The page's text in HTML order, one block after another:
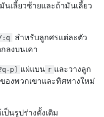
เลี้ยวซ้ายและถ้ามันเลี้ยว
:q
สำหรับลูกศรแต่ละตัว
ลงบนเคา
p] แผ่แบน r และวางลูก
องพวกเขาและทิศทางใหม่
ป็นรูปร่างดั้งเดิม